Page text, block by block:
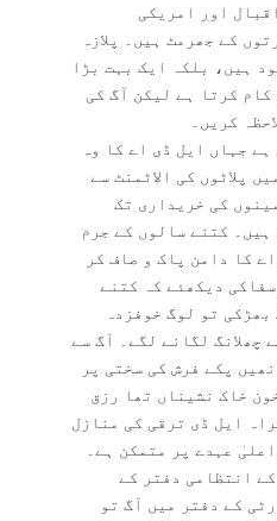
اور امریکی
کے جھرمٹ ہیں۔ پلازہ
ہیں، بلکہ ایک بہت بڑا
کرتا ہے لیکن آگ کی
کریں۔
جہاں ایل ڈی اے کا وہ
پلاٹوں کی الاٹمنٹ سے
کی خریداری تک
ہیں۔ کتنے سالوں کے جرم
کا دامن پاک و صاف کر
دیکھئے کہ کتنے
تو لوگ خوفزدہ
چھلانگ لگانے لگے۔ آگ سے
پکے فرش کی سختی پر
خاک نشیناں تھا رزق
ایل ڈی ترقی کی منازل
عہدے پر متمکن ہے۔
انتظامی دفتر کے
کے دفتر میں آگ تو